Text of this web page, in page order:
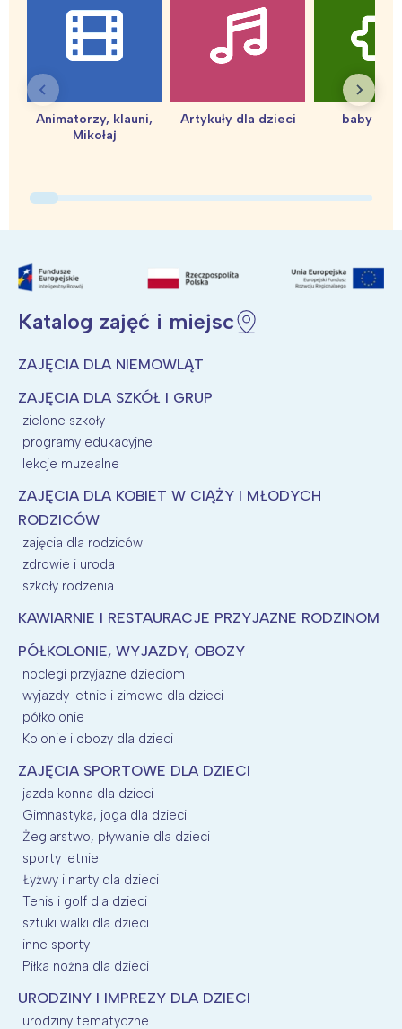
Animatorzy, klauni,
Mikołaj
Artykuły dla dzieci baby
Katalog zajęć i miejsc
ZAJĘCIA DLA NIEMOWLĄT
ZAJĘCIA DLA SZKÓŁ I GRUP
zielone szkoły
programy edukacyjne
lekcje muzealne
ZAJĘCIA DLA KOBIET W CIĄŻY I MŁODYCH
RODZICÓW
zajęcia dla rodziców
zdrowie i uroda
szkoły rodzenia
KAWIARNIE I RESTAURACJE PRZYJAZNE RODZINOM
PÓŁKOLONIE, WYJAZDY, OBOZY
noclegi przyjazne dzieciom
wyjazdy letnie i zimowe dla dzieci
półkolonie
Kolonie i obozy dla dzieci
ZAJĘCIA SPORTOWE DLA DZIECI
jazda konna dla dzieci
Gimnastyka, joga dla dzieci
Żeglarstwo, pływanie dla dzieci
sporty letnie
Łyżwy i narty dla dzieci
Tenis i golf dla dzieci
sztuki walki dla dzieci
inne sporty
Piłka nożna dla dzieci
URODZINY I IMPREZY DLA DZIECI
urodziny tematyczne
Warszawa
Łódź
Poznań
Wrocław
Śląsk
Kraków
Północ
Wszystkie